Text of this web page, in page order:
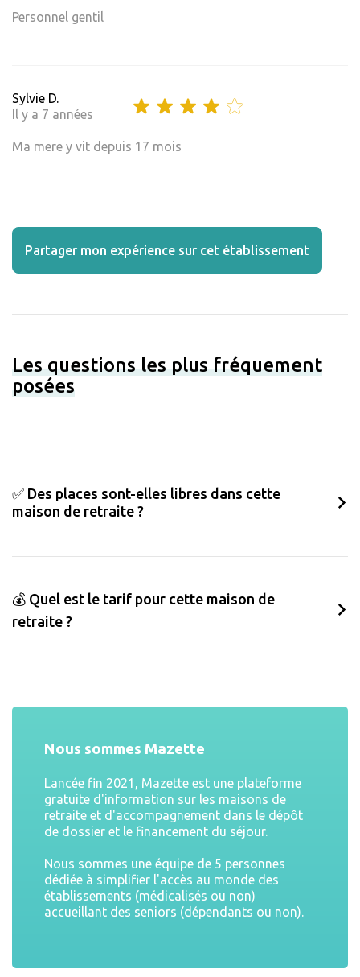
Personnel gentil
Sylvie D.
Il y a 7 années
Ma mere y vit depuis 17 mois
Partager mon expérience sur cet établissement
Les questions les plus fréquement
posées
✅ Des places sont-elles libres dans cette
maison de retraite ?
💰 Quel est le tarif pour cette maison de
retraite ?
Nous sommes Mazette
Lancée fin 2021, Mazette est une plateforme
gratuite d'information sur les maisons de
retraite et d'accompagnement dans le dépôt
de dossier et le financement du séjour.
Nous sommes une équipe de 5 personnes
dédiée à simplifier l'accès au monde des
établissements (médicalisés ou non)
accueillant des seniors (dépendants ou non).